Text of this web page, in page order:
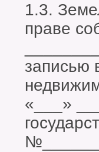
1.3.
праве
записью
«___»